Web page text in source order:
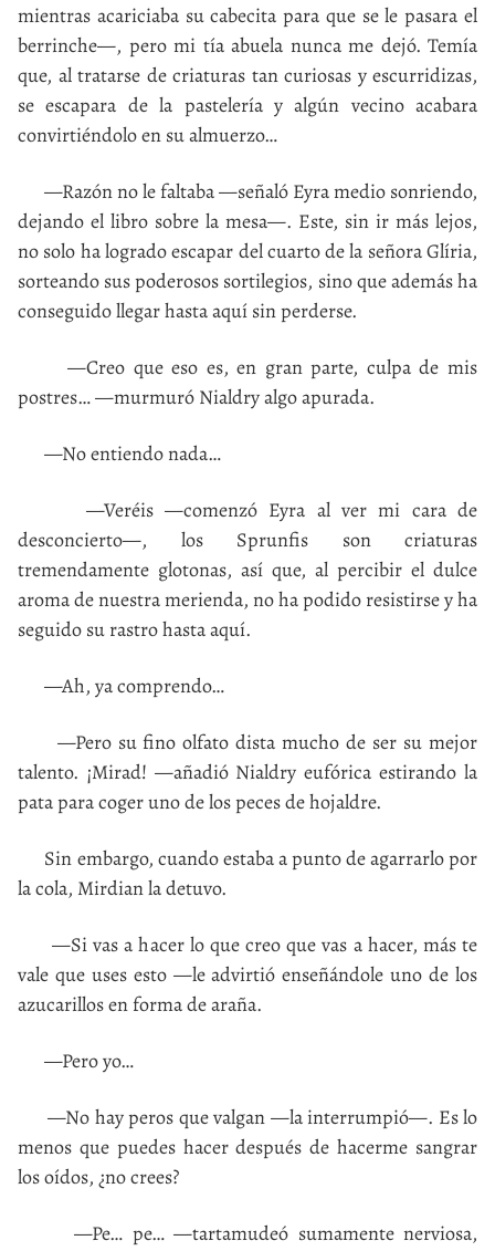
mientras acariciaba su cabecita para que se le pasara el
berrinche—, pero mi tía abuela nunca me dejó. Temía
que, al tratarse de criaturas tan curiosas y escurridizas,
se escapara de la pastelería y algún vecino acabara
convirtiéndolo en su almuerzo…
—Razón no le faltaba —señaló Eyra medio sonriendo,
dejando el libro sobre la mesa—. Este, sin ir más lejos,
no solo ha logrado escapar del cuarto de la señora Glíria,
sorteando sus poderosos sortilegios, sino que además ha
conseguido llegar hasta aquí sin perderse.
—Creo que eso es, en gran parte, culpa de mis
postres… —murmuró Nialdry algo apurada.
—No entiendo nada…
—Veréis —comenzó Eyra al ver mi cara de
desconcierto—, los Sprunfis son criaturas
tremendamente glotonas, así que, al percibir el dulce
aroma de nuestra merienda, no ha podido resistirse y ha
seguido su rastro hasta aquí.
—Ah, ya comprendo…
—Pero su fino olfato dista mucho de ser su mejor
talento. ¡Mirad! —añadió Nialdry eufórica estirando la
pata para coger uno de los peces de hojaldre.
Sin embargo, cuando estaba a punto de agarrarlo por
la cola, Mirdian la detuvo.
—Si vas a hacer lo que creo que vas a hacer, más te
vale que uses esto —le advirtió enseñándole uno de los
azucarillos en forma de araña.
—Pero yo…
—No hay peros que valgan —la interrumpió—. Es lo
menos que puedes hacer después de hacerme sangrar
los oídos, ¿no crees?
—Pe… pe… —tartamudeó sumamente nerviosa,